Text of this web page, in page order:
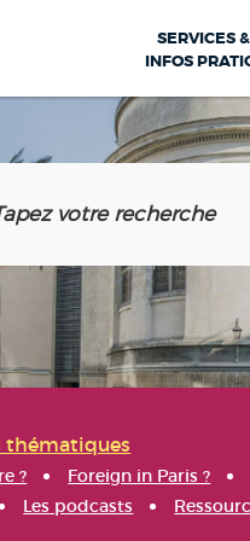
SERVICES &
INFOS
thématiques
? Foreign in Paris ?
Les podcasts